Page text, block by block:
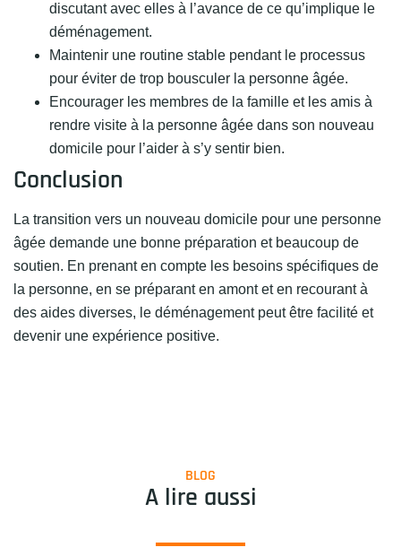
discutant avec elles à l’avance de ce qu’implique le
déménagement.
Maintenir une routine stable pendant le processus
pour éviter de trop bousculer la personne âgée.
Encourager les membres de la famille et les amis à
rendre visite à la personne âgée dans son nouveau
domicile pour l’aider à s’y sentir bien.
Conclusion
La transition vers un nouveau domicile pour une personne
âgée demande une bonne préparation et beaucoup de
soutien. En prenant en compte les besoins spécifiques de
la personne, en se préparant en amont et en recourant à
des aides diverses, le déménagement peut être facilité et
devenir une expérience positive.
BLOG
A lire aussi